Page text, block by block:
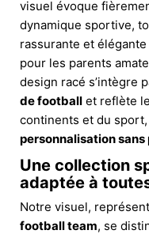
visuel évoque
dynamique sportive,
rassurante et
pour les parents
design racé s’intègre
de football et reflète
continents et du
personnalisation sans
Une collection
adaptée à
Notre visuel,
football team, se